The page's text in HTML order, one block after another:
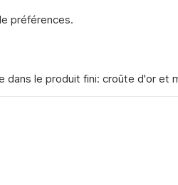
préférences.
le produit fini: croûte d'or et